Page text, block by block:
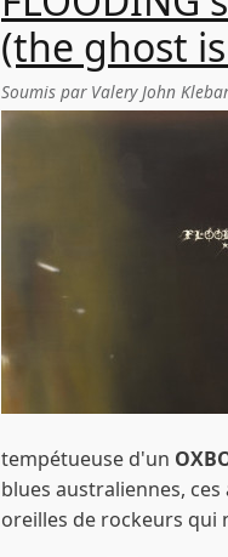
(the ghost
Soumis par Valery John Klebar
tempétueuse d'un
blues australiennes,
oreilles de rockeurs qui